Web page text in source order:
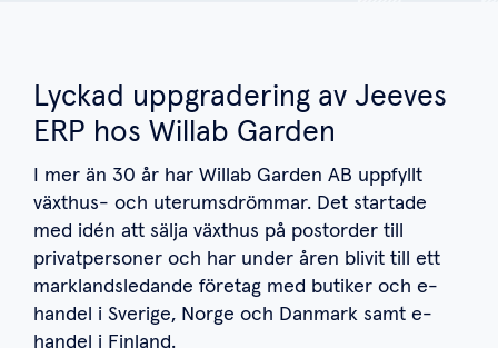
Lyckad uppgradering av Jeeves
ERP hos Willab Garden
I mer än 30 år har Willab Garden AB uppfyllt
växthus- och uterumsdrömmar. Det startade
med idén att sälja växthus på postorder till
privatpersoner och har under åren blivit till ett
marklandsledande företag med butiker och e-
handel i Sverige, Norge och Danmark samt e-
handel i Finland.